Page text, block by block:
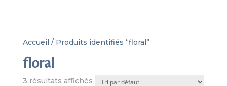
Accueil / Produits identifiés “floral”
floral
3 résultats affichés